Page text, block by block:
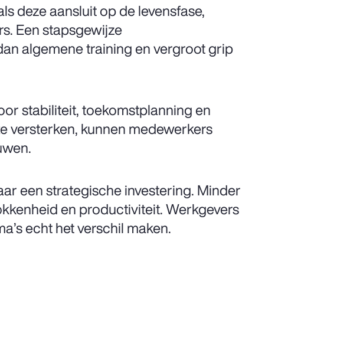
deze aansluit op de levensfase,
Een stapsgewijze
algemene training en vergroot grip
stabiliteit, toekomstplanning en
versterken, kunnen medewerkers
een strategische investering. Minder
en productiviteit. Werkgevers
echt het verschil maken.